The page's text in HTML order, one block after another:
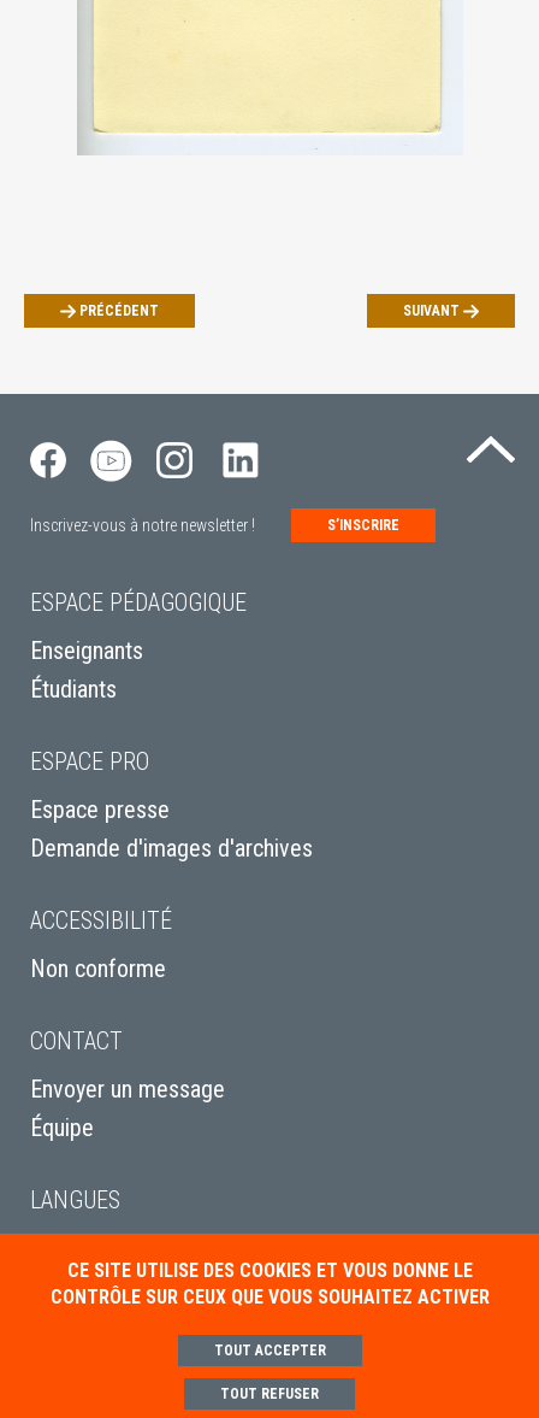
PRÉCÉDENT SUIVANT
Inscrivez-vous à notre newsletter ! S’INSCRIRE
ESPACE PÉDAGOGIQUE
Enseignants
Étudiants
ESPACE PRO
Espace presse
Demande d'images d'archives
ACCESSIBILITÉ
Non conforme
CONTACT
Envoyer un message
Équipe
LANGUES
Italiano
Politique de gestion des cookies
CE SITE UTILISE DES COOKIES ET VOUS DONNE LE
CONTRÔLE SUR CEUX QUE VOUS SOUHAITEZ ACTIVER
TOUT ACCEPTER
TOUT REFUSER